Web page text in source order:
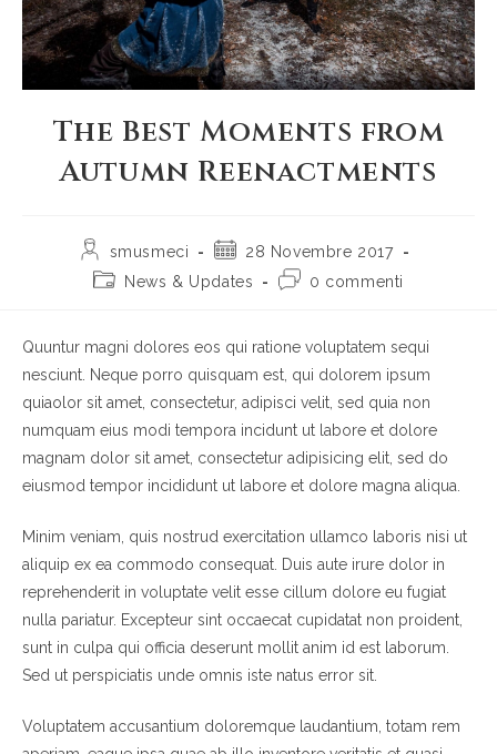
The Best Moments from
Autumn Reenactments
Autore
dell'articolo:
smusmeci
Articolo
pubblicato:
28 Novembre 2017
Categoria
News & Updates
Commenti
0 commenti
Quuntur magni dolores eos qui ratione voluptatem sequi
nesciunt. Neque porro quisquam est, qui dolorem ipsum
quiaolor sit amet, consectetur, adipisci velit, sed quia non
numquam eius modi tempora incidunt ut labore et dolore
magnam dolor sit amet, consectetur adipisicing elit, sed do
eiusmod tempor incididunt ut labore et dolore magna aliqua.
Minim veniam, quis nostrud exercitation ullamco laboris nisi ut
aliquip ex ea commodo consequat. Duis aute irure dolor in
reprehenderit in voluptate velit esse cillum dolore eu fugiat
nulla pariatur. Excepteur sint occaecat cupidatat non proident,
sunt in culpa qui officia deserunt mollit anim id est laborum.
Sed ut perspiciatis unde omnis iste natus error sit.
Voluptatem accusantium doloremque laudantium, totam rem